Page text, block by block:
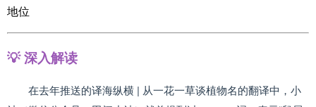
地位
💡 深入解读
在去年推送的译海纵横 | 从一花一草谈植物名的翻译中，小